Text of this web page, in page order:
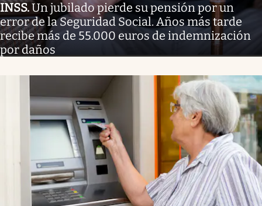
INSS.Un jubilado pierde su pensión por un
error de la Seguridad Social. Años más tarde
recibe más de 55.000 euros de indemnización
por daños